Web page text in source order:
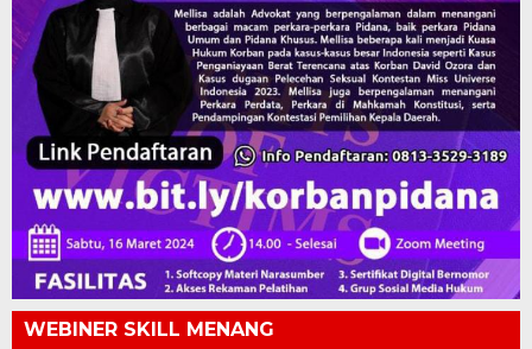
WEBINER SKILL MENANG